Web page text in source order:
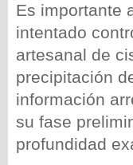
Es importante
intentado
artesanal de
precipitación
información
su fase
profundidad